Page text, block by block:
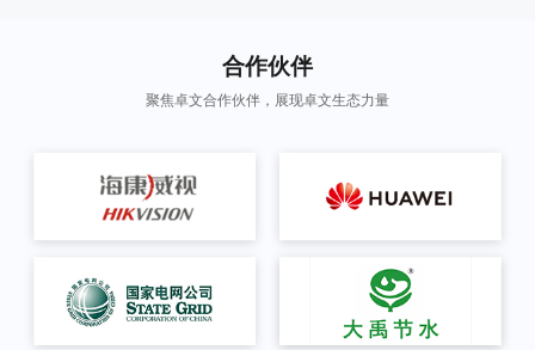
合作伙伴
聚焦卓文合作伙伴，展现卓文生态力量